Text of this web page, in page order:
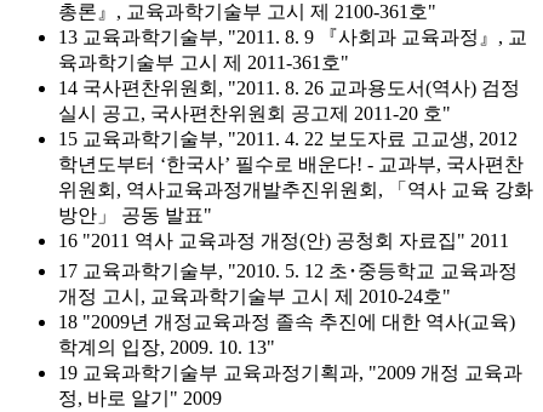
총론』, 교육과학기술부 고시 제 2100-361호"
13 교육과학기술부, "2011. 8. 9 『사회과 교육과정』, 교
육과학기술부 고시 제 2011-361호"
14 국사편찬위원회, "2011. 8. 26 교과용도서(역사) 검정
실시 공고, 국사편찬위원회 공고제 2011-20 호"
15 교육과학기술부, "2011. 4. 22 보도자료 고교생, 2012
학년도부터 ‘한국사’ 필수로 배운다! - 교과부, 국사편찬
위원회, 역사교육과정개발추진위원회, 「역사 교육 강화
방안」 공동 발표"
16 "2011 역사 교육과정 개정(안) 공청회 자료집" 2011
17 교육과학기술부, "2010. 5. 12 초･중등학교 교육과정
개정 고시, 교육과학기술부 고시 제 2010-24호"
18 "2009년 개정교육과정 졸속 추진에 대한 역사(교육)
학계의 입장, 2009. 10. 13"
19 교육과학기술부 교육과정기획과, "2009 개정 교육과
정, 바로 알기" 2009